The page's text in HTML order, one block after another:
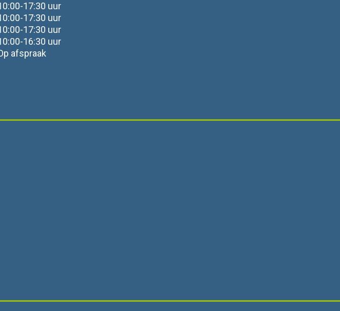
17:30 uur
17:30 uur
17:30 uur
16:30 uur
afspraak